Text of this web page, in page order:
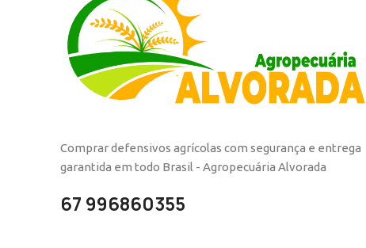
Comprar defensivos agrícolas com segurança e entrega
garantida em todo Brasil - Agropecuária Alvorada
67 996860355